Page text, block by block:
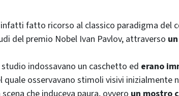
fatto ricorso al classico paradigma del
del premio Nobel Ivan Pavlov, attraverso
indossavano un caschetto ed erano
quale osservavano stimoli visivi inizialmente